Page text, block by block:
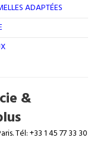
ADAPTÉES
&
Tél: +33 1 45 77 33 30